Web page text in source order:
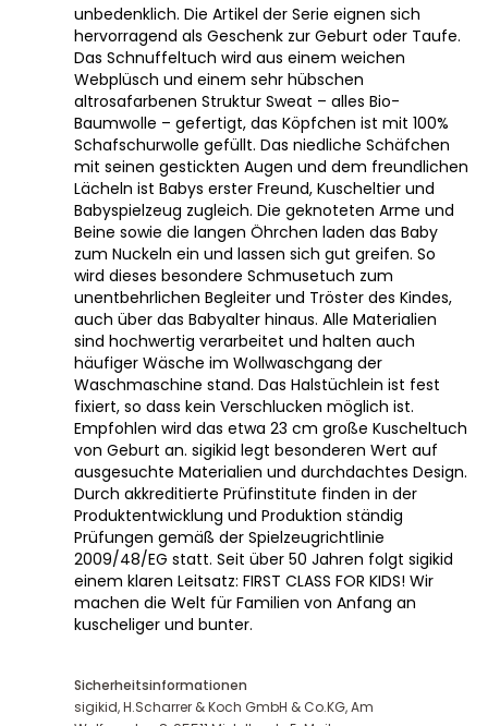
unbedenklich. Die Artikel der Serie eignen sich
hervorragend als Geschenk zur Geburt oder Taufe.
Das Schnuffeltuch wird aus einem weichen
Webplüsch und einem sehr hübschen
altrosafarbenen Struktur Sweat – alles Bio-
Baumwolle – gefertigt, das Köpfchen ist mit 100%
Schafschurwolle gefüllt. Das niedliche Schäfchen
mit seinen gestickten Augen und dem freundlichen
Lächeln ist Babys erster Freund, Kuscheltier und
Babyspielzeug zugleich. Die geknoteten Arme und
Beine sowie die langen Öhrchen laden das Baby
zum Nuckeln ein und lassen sich gut greifen. So
wird dieses besondere Schmusetuch zum
unentbehrlichen Begleiter und Tröster des Kindes,
auch über das Babyalter hinaus. Alle Materialien
sind hochwertig verarbeitet und halten auch
häufiger Wäsche im Wollwaschgang der
Waschmaschine stand. Das Halstüchlein ist fest
fixiert, so dass kein Verschlucken möglich ist.
Empfohlen wird das etwa 23 cm große Kuscheltuch
von Geburt an. sigikid legt besonderen Wert auf
ausgesuchte Materialien und durchdachtes Design.
Durch akkreditierte Prüfinstitute finden in der
Produktentwicklung und Produktion ständig
Prüfungen gemäß der Spielzeugrichtlinie
2009/48/EG statt. Seit über 50 Jahren folgt sigikid
einem klaren Leitsatz: FIRST CLASS FOR KIDS! Wir
machen die Welt für Familien von Anfang an
kuscheliger und bunter.
Sicherheitsinformationen
sigikid, H.Scharrer & Koch GmbH & Co.KG, Am